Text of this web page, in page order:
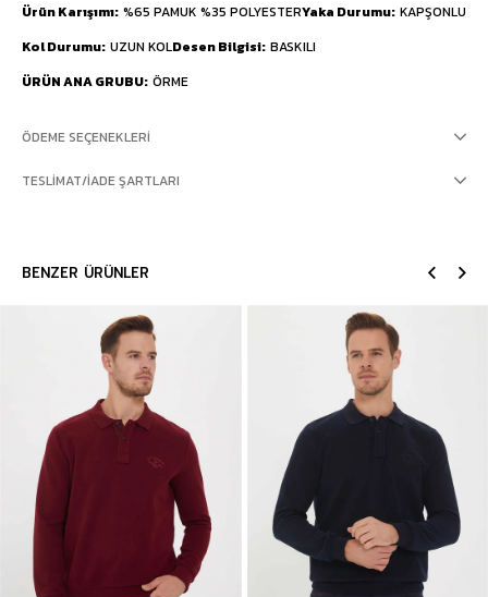
Ürün Karışımı %65 PAMUK %35 POLYESTERYaka Durumu KAPŞONLU
Kol Durumu UZUN KOLDesen Bilgisi BASKILI
ÜRÜN ANA GRUBU ÖRME
ÖDEME SEÇENEKLERI
TESLIMAT/İADE ŞARTLARI
BENZER ÜRÜNLER